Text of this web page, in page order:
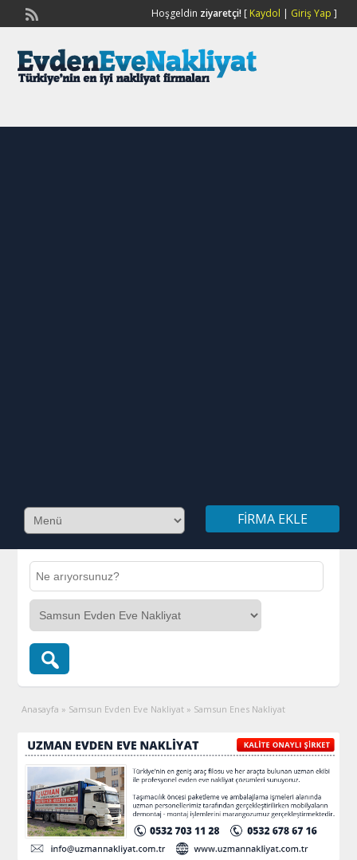
Hoşgeldin ziyaretçi![ Kaydol | Giriş Yap ]
FIRMA EKLE
Anasayfa » Samsun Evden Eve Nakliyat » Samsun Enes Nakliyat